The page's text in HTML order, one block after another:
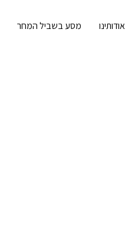
אודותינו מסע בשביל המחר